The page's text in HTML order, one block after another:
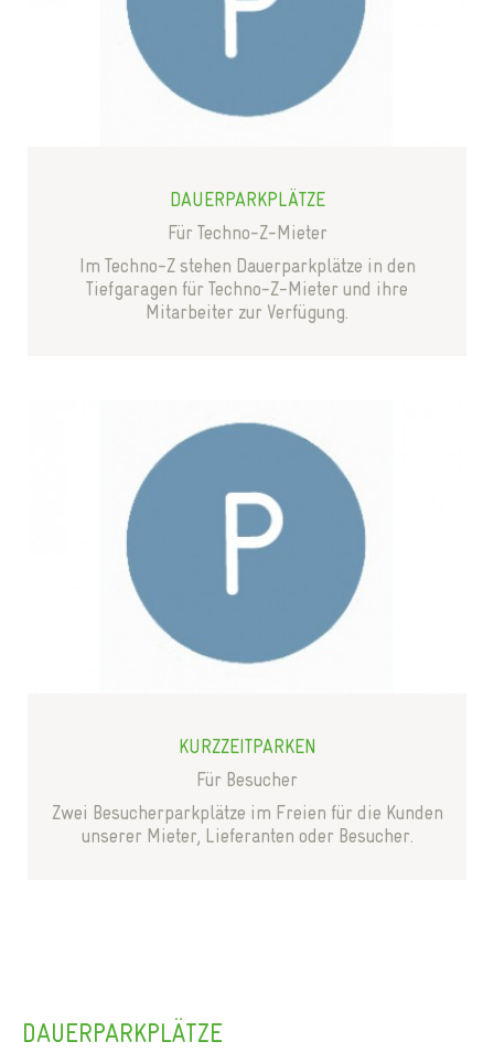
DAUERPARKPLÄTZE
Für Techno-Z-Mieter
Im Techno-Z stehen Dauerparkplätze in den
Tiefgaragen für Techno-Z-Mieter und ihre
Mitarbeiter zur Verfügung.
KURZZEITPARKEN
Für Besucher
Zwei Besucherparkplätze im Freien für die Kunden
unserer Mieter, Lieferanten oder Besucher.
DAUERPARKPLÄTZE